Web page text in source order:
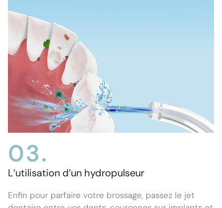
03.
L’utilisation d’un hydropulseur
Enfin pour parfaire votre brossage, passez le jet